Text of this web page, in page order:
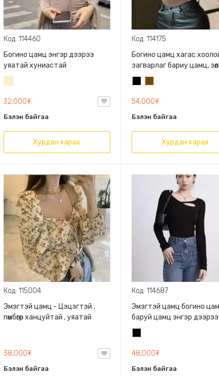
Код: 114460
Богино цамц энгэр дээрээ
уяатай хуниастай
Блонд/
32,000₮
Бэлэн байгаа
Хурдан харах
Код: 114175
Богино цамц хагас
загварлаг бариу цамц,
суналттай даавуу
материалтай
54,000₮
Бэлэн байгаа
Хурдан харах
Код: 115004
Эмэгтэй цамц - Цэцэгтэй ,
пөмбөгөр ханцуйтай , уяатай
38,000₮
Бэлэн байгаа
Код: 114687
Эмэгтэй цамц богино
баруй цамц энгэр дээрээ
онгорхойтой цамц
48,000₮
Бэлэн байгаа